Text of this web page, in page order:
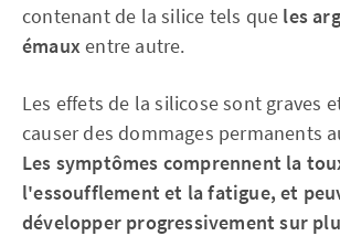
contenant de la silice tels que les
émauxentre autre.
Les effets de la silicose sont graves
causer des dommages permanents
Les symptômes comprennent la
l'essoufflement et la fatigue, et
développer progressivement sur